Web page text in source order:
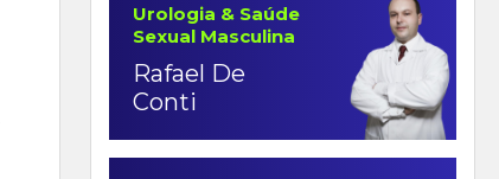
Urologia & Saúde
Sexual Masculina
Rafael De
Conti